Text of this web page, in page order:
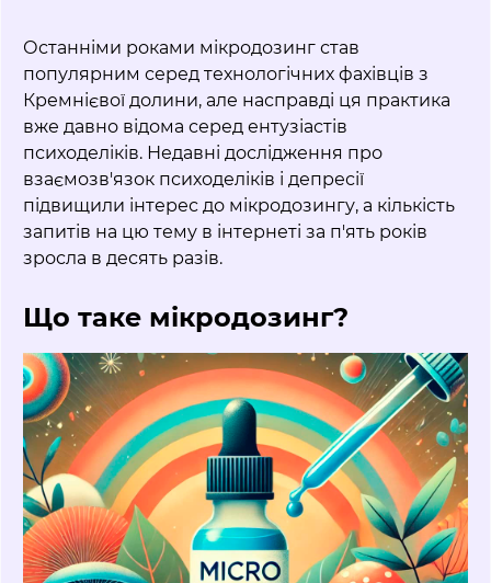
Останніми роками мікродозинг став
популярним серед технологічних фахівців з
Кремнієвої долини, але насправді ця практика
вже давно відома серед ентузіастів
психоделіків. Недавні дослідження про
взаємозв'язок психоделіків і депресії
підвищили інтерес до мікродозингу, а кількість
запитів на цю тему в інтернеті за п'ять років
зросла в десять разів.
Що таке мікродозинг?